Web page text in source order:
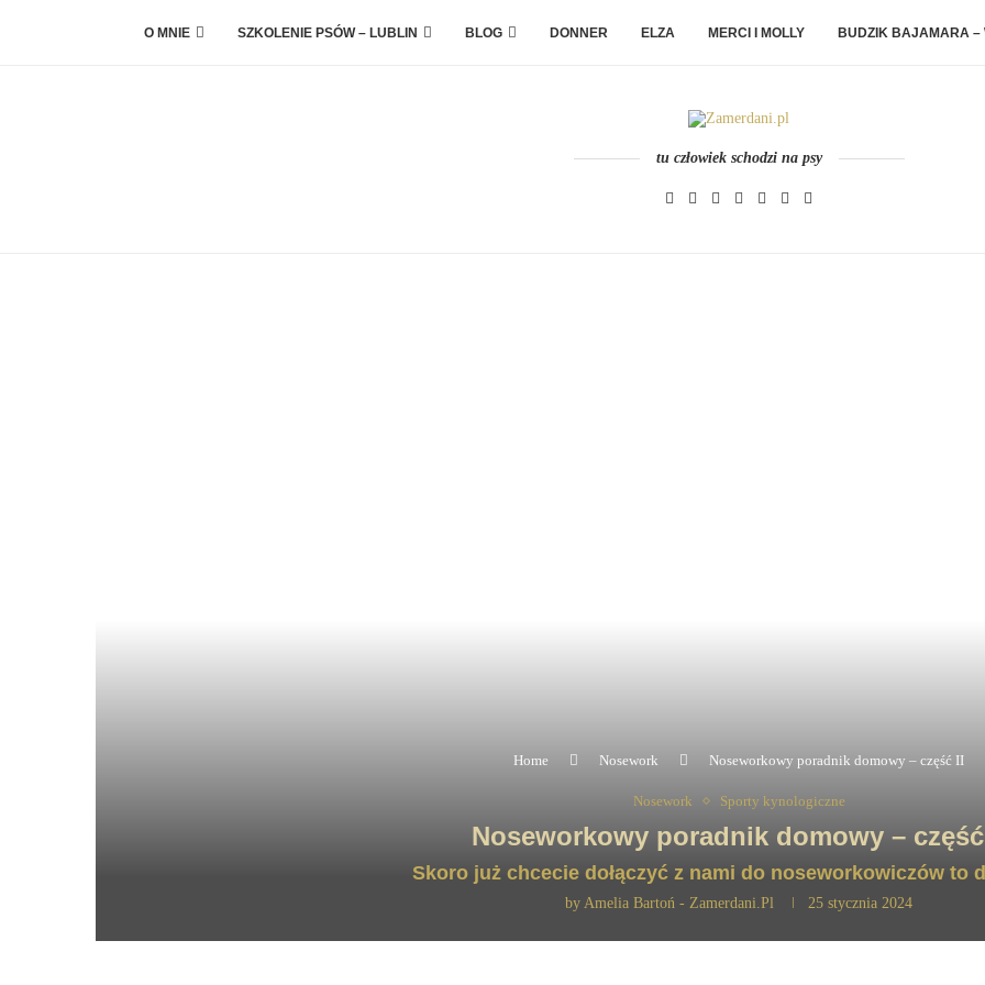
O MNIE SZKOLENIE PSÓW – LUBLIN BLOG DONNER ELZA MERCI I MOLLY BUDZIK BAJAMARA –
tu człowiek schodzi na psy
Home Nosework Noseworkowy poradnik domowy – część II
Nosework Sporty kynologiczne
Noseworkowy poradnik domowy –
Skoro już chcecie dołączyć z nami do noseworkowiczów to
by Amelia Bartoń - Zamerdani.pl 25 stycznia 2024